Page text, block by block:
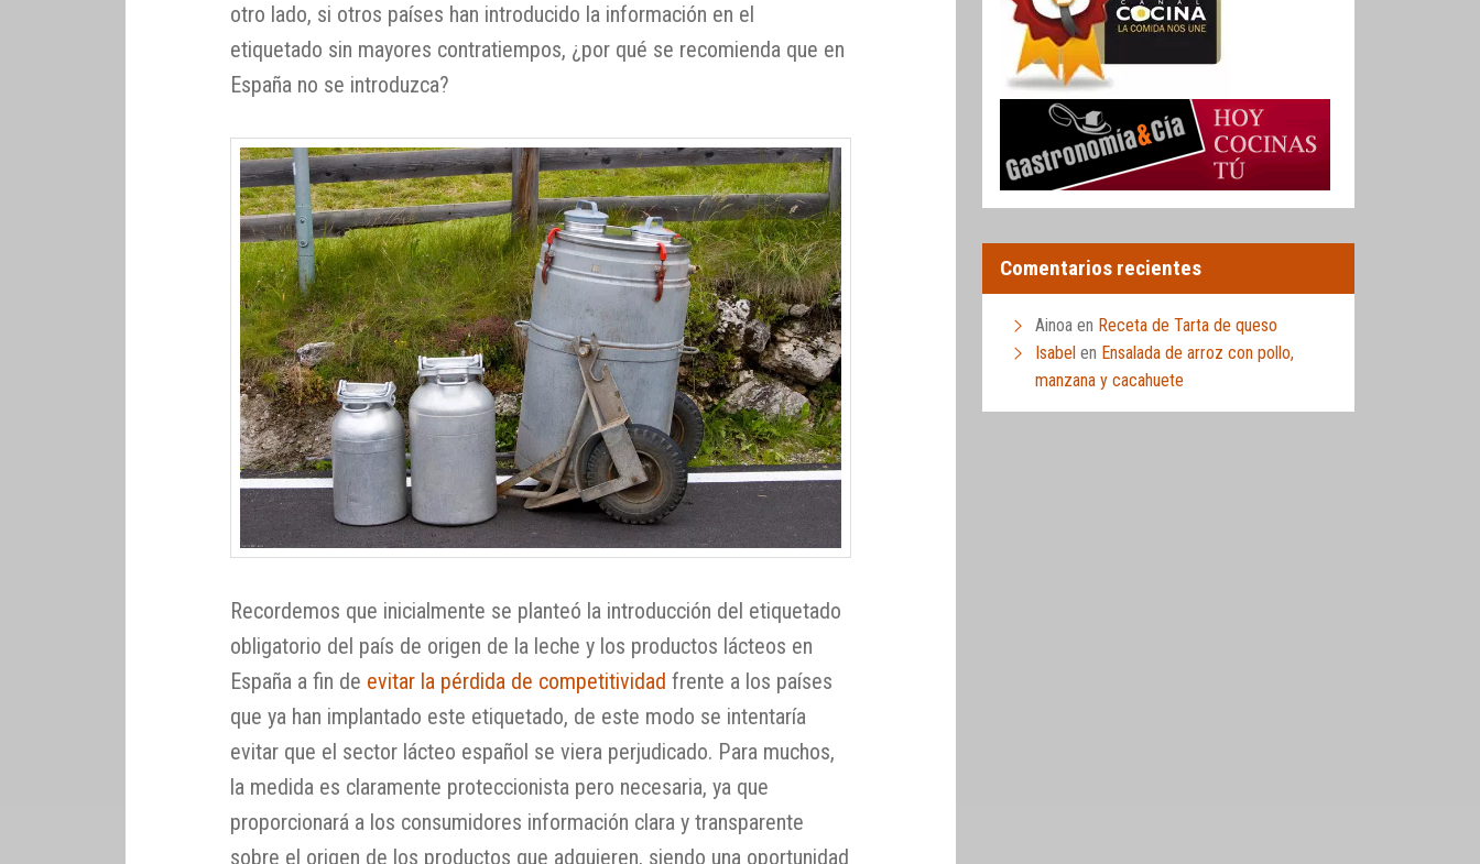
otro lado, si otros países han introducido la información en el
etiquetado sin mayores contratiempos, ¿por qué se recomienda que en
España no se introduzca?
Recordemos que inicialmente se planteó la introducción del etiquetado
obligatorio del país de origen de la leche y los productos lácteos en
España a fin de evitar la pérdida de competitividad frente a los países
que ya han implantado este etiquetado, de este modo se intentaría
evitar que el sector lácteo español se viera perjudicado. Para muchos,
la medida es claramente proteccionista pero necesaria, ya que
proporcionará a los consumidores información clara y transparente
sobre el origen de los productos que adquieren, siendo una oportunidad
Comentarios recientes
Ainoa en Receta de Tarta de queso
Isabel en Ensalada de arroz con pollo,
manzana y cacahuete